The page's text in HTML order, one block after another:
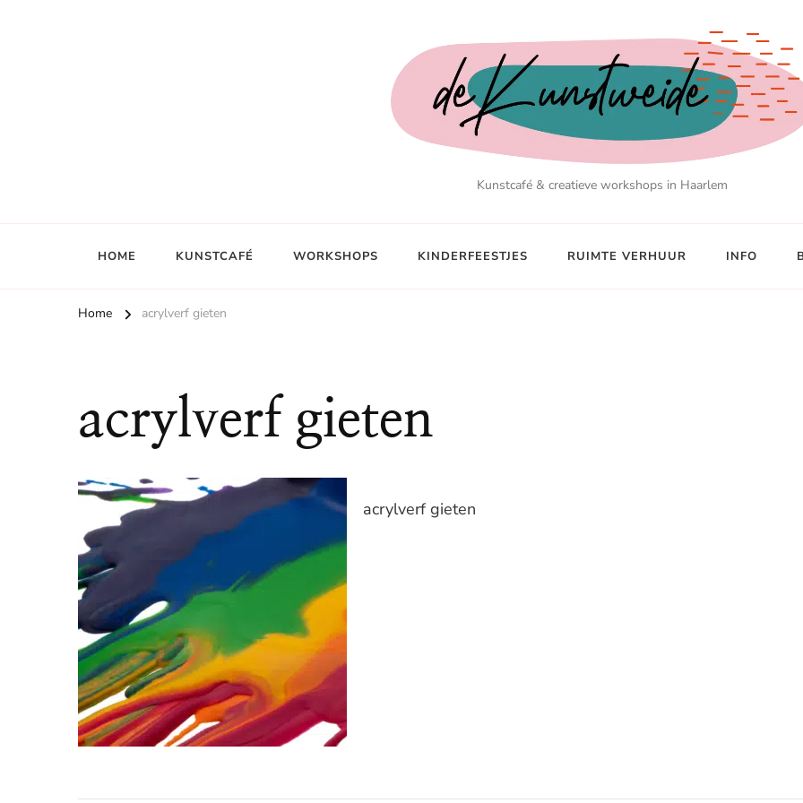
Kunstcafé & creatieve workshops in Haarlem
HOME KUNSTCAFÉ WORKSHOPS KINDERFEESTJES RUIMTE VERHUUR INFO
Home acrylverf gieten
acrylverf gieten
acrylverf gieten